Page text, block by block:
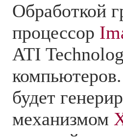
Обработкой
процессор
ATI
будет
механизмом